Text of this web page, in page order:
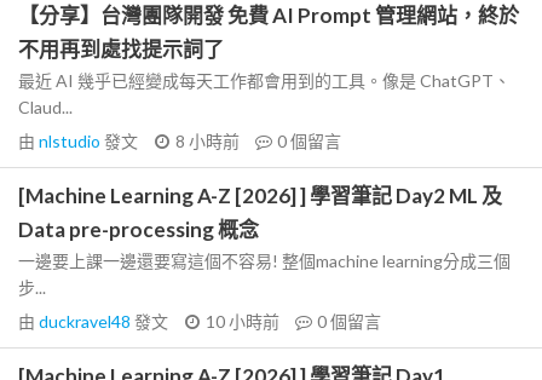
【分享】台灣團隊開發 免費 AI Prompt 管理網站，終於
不用再到處找提示詞了
最近 AI 幾乎已經變成每天工作都會用到的工具。像是 ChatGPT、
Claud...
由 nlstudio 發文 8 小時前 0個留言
[Machine Learning A-Z [2026] ] 學習筆記 Day2 ML 及
Data pre-processing 概念
一邊要上課一邊還要寫這個不容易! 整個machine learning分成三個
步...
由 duckravel48 發文 10 小時前 0個留言